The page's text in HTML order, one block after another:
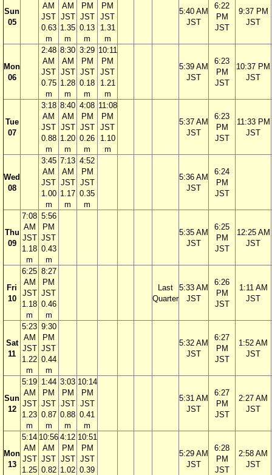
Sun
05
AM
JST
0.63
m
AM
JST
1.35
m
PM
JST
0.13
m
PM
JST
1.31
m
5:40 AM
JST
6:22
PM
JST
9:37 PM
JST
Mon
06
2:48
AM
JST
0.75
m
8:30
AM
JST
1.28
m
3:29
PM
JST
0.18
m
10:11
PM
JST
1.21
m
5:39 AM
JST
6:23
PM
JST
10:37 PM
JST
Tue
07
3:18
AM
JST
0.88
m
8:40
AM
JST
1.20
m
4:08
PM
JST
0.26
m
11:08
PM
JST
1.10
m
5:37 AM
JST
6:23
PM
JST
11:33 PM
JST
Wed
08
3:45
AM
JST
1.00
m
7:13
AM
JST
1.17
m
4:52
PM
JST
0.35
m
5:36 AM
JST
6:24
PM
JST
Thu
09
7:08
AM
JST
1.18
m
5:56
PM
JST
0.43
m
5:35 AM
JST
6:25
PM
JST
12:25 AM
JST
Fri
10
6:25
AM
JST
1.18
m
8:27
PM
JST
0.46
m
Last
Quarter
5:33 AM
JST
6:26
PM
JST
1:11 AM
JST
Sat
11
5:23
AM
JST
1.22
m
9:30
PM
JST
0.44
m
5:32 AM
JST
6:27
PM
JST
1:52 AM
JST
Sun
12
5:19
AM
JST
1.23
m
1:44
PM
JST
0.87
m
3:03
PM
JST
0.88
m
10:14
PM
JST
0.41
m
5:31 AM
JST
6:27
PM
JST
2:27 AM
JST
Mon
13
5:14
AM
JST
1.25
10:56
AM
JST
0.82
4:12
PM
JST
1.02
10:51
PM
JST
0.39
5:29 AM
JST
6:28
PM
JST
2:58 AM
JST